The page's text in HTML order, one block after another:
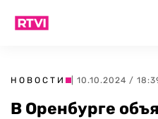
НОВОСТИ | 10.10.2024 /
В Оренбурге